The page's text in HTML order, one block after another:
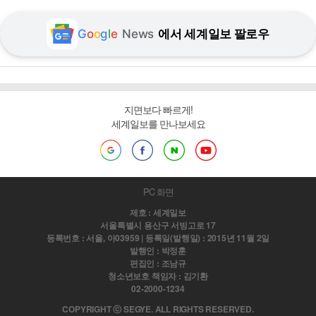
Google News 에서 세계일보 팔로우
지면보다 빠르게!
세계일보를 만나보세요
PC 화면
제호 : 세계일보
서울특별시 용산구 서빙고로 17
등록번호 : 서울, 아03959 | 등록일(발행일) : 2015년 11월 2일
발행인 : 박정훈
편집인 : 조남규
청소년보호 책임자 : 김기환
02-2000-1234
COPYRIGHT ⓒ SEGYE. ALL RIGHTS RESERVED.